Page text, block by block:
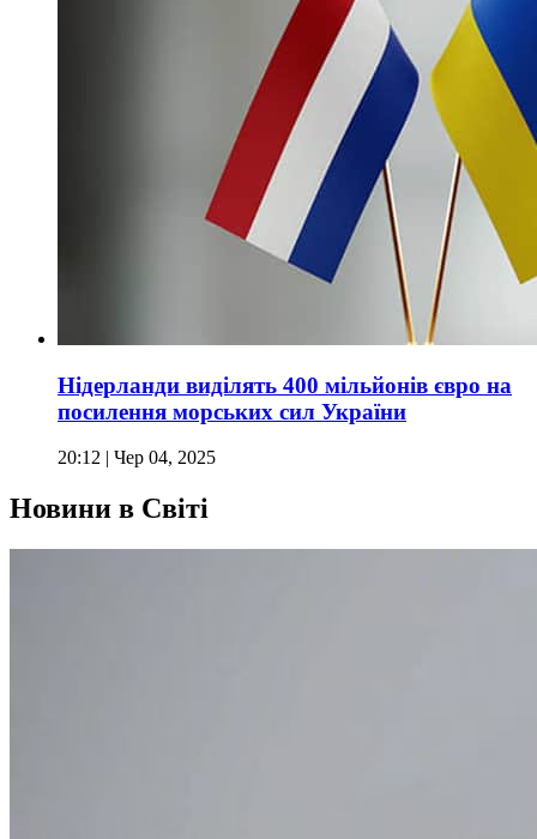
Нідерланди виділять 400 мільйонів євро на
посилення морських сил України
20:12 | Чер 04, 2025
Новини в Світі